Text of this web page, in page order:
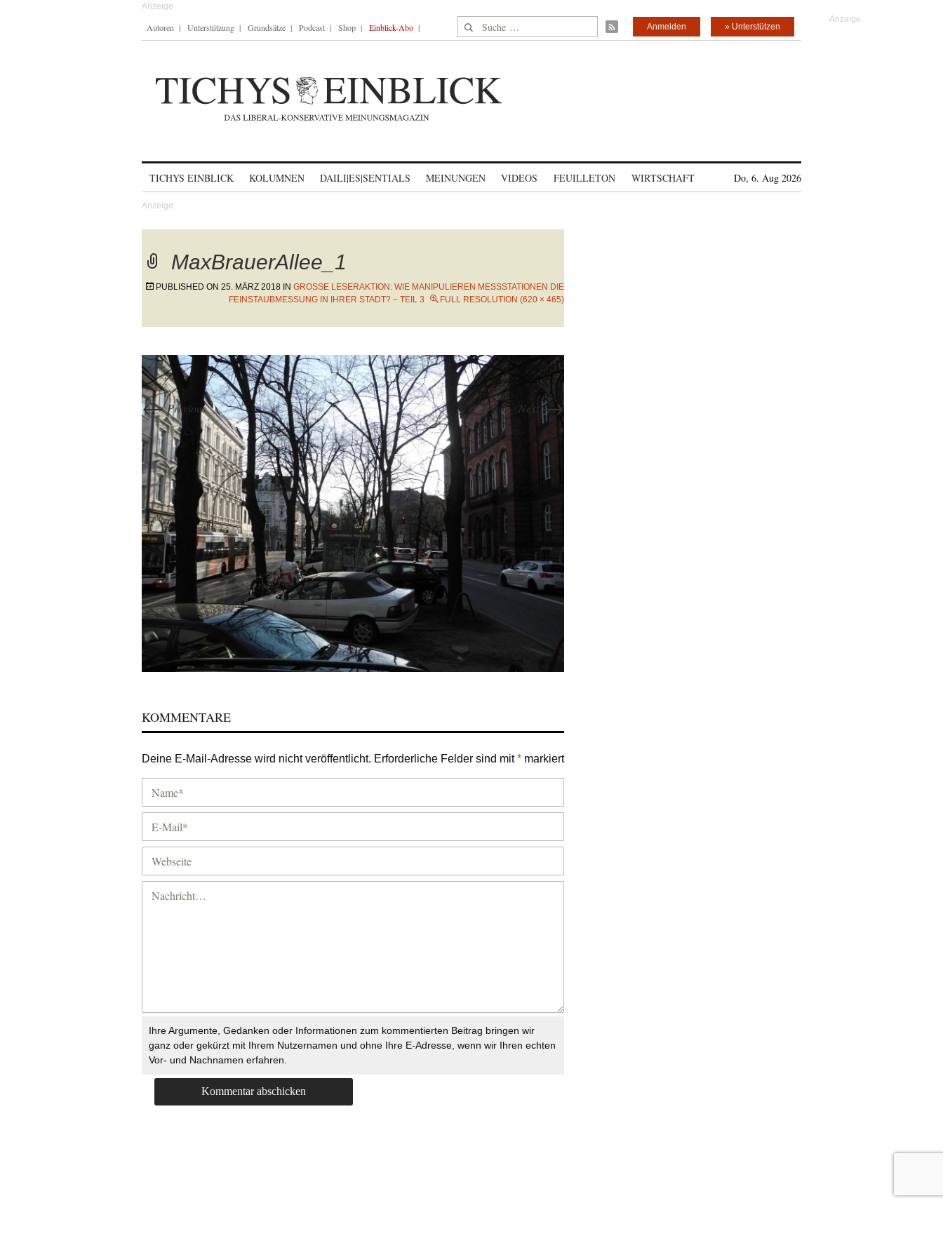
Autoren Unterstützung Grundsätze Podcast Shop Einblick-Abo Suche nach: » Unterstützen
Anmelden
TICHYS EINBLICK KOLUMNEN DAILI|ES|SENTIALS MEINUNGEN VIDEOS FEUILLETON WIRTSCHAFT Do, 6. Aug 2026
MaxBrauerAllee_1
PUBLISHED ON 25. MÄRZ 2018 IN GROSSE LESERAKTION: WIE MANIPULIEREN MESSSTATIONEN DIE F
EINSTAUBMESSUNG IN IHRER STADT? – TEIL 3
FULL RESOLUTION (620 × 465)
←Previous Next→
KOMMENTARE
Deine E-Mail-Adresse wird nicht veröffentlicht. Erforderliche Felder sind mit* markiert
Ihre Argumente, Gedanken oder Informationen zum kommentierten Beitrag bringen wir
ganz oder gekürzt mit Ihrem Nutzernamen und ohne Ihre E-Adresse, wenn wir Ihren echten
Vor- und Nachnamen erfahren.